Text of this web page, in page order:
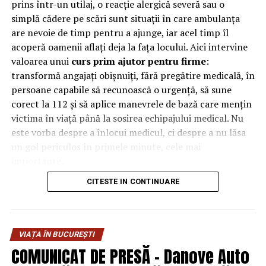
educaționale diverse, de la After School până la școli de
muzică sau limbi străine. Dacă ai școala aproape, elimini
stresul trezitului la ore imposibile și al blocajelor în
trafic la prima oră a dimineții.
​De ce este zona de Sud o
opțiune populară?
Sectorul 4 a cunoscut o dezvoltare accelerată și a
infrastructura rutieră și în amenajarea spațiilor publice.
Pasajele noi și lărgirea bulevardelor au redus
considerabil timpul de deplasare spre centrul orașului.
Multe familii caută apartamente in Bucuresti în această
regiune datorită prețurilor mai accesibile comparativ cu
zona de Nord. Parcul Tineretului și Parcul Copiilor
prins într-un utilaj, o reacție alergică severă sau o
simplă cădere pe scări sunt situații în care ambulanța
are nevoie de timp pentru a ajunge, iar acel timp îl
acoperă oamenii aflați deja la fața locului. Aici intervine
valoarea unui curs prim ajutor pentru firme:
transformă angajați obișnuiți, fără pregătire medicală, în
persoane capabile să recunoască o urgență, să sune
corect la 112 și să aplice manevrele de bază care mențin
victima în viață până la sosirea echipajului medical. Nu
este vorba despre a înlocui medicul, ci despre a nu lăsa
De ce contează primele minute
la locul de muncă
În multe urgențe grave, deznodământul se decide
înainte ca ambulanța să ajungă. În cazul unui stop
CITESTE IN CONTINUARE
VIAȚA ÎN BUCUREȘTI
COMUNICAT DE PRESĂ – Danove Auto